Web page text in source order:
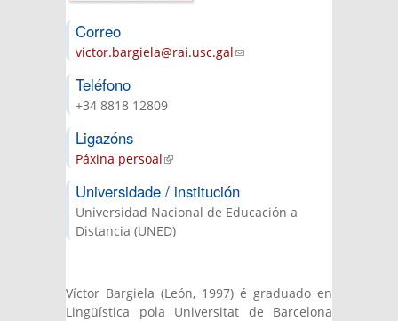
Correo
victor.bargiela@rai.usc.gal(link sends e-
Teléfono
+34 8818 12809
Ligazóns
Páxina persoal(link is external)
Universidade / institución
Universidad Nacional de Educación a
Distancia (UNED)
Víctor Bargiela (León, 1997) é graduado en
Lingüística pola Universitat de Barcelona